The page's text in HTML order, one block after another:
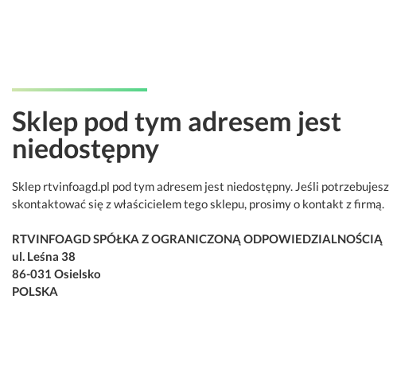
Sklep pod tym adresem jest
niedostępny
Sklep rtvinfoagd.pl pod tym adresem jest niedostępny. Jeśli potrzebujesz
skontaktować się z właścicielem tego sklepu, prosimy o kontakt z firmą.
RTVINFOAGD SPÓŁKA Z OGRANICZONĄ ODPOWIEDZIALNOŚCIĄ
ul. Leśna 38
86-031 Osielsko
POLSKA